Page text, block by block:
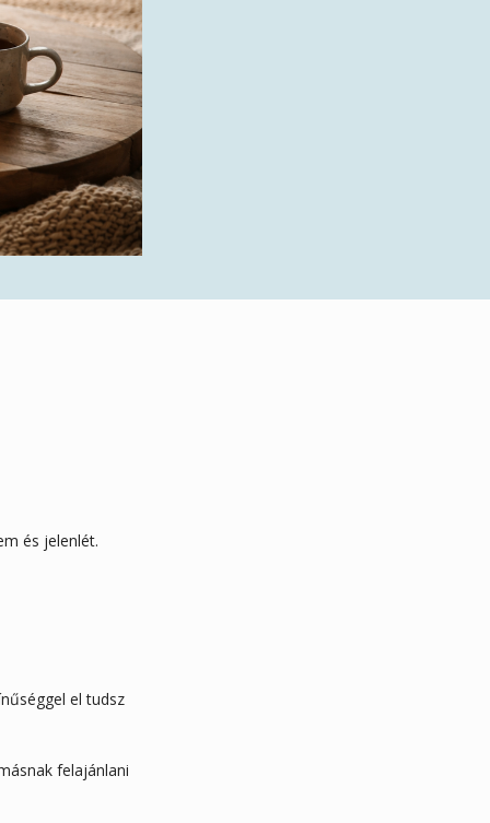
és jelenlét.
el tudsz
felajánlani